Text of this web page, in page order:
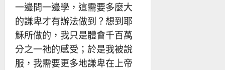
一邊問一邊學，這需要多麼大
的謙卑才有辦法做到？想到耶
穌所做的，我只是體會千百萬
分之一祂的感受；於是我被說
服，我需要更多地謙卑在上帝